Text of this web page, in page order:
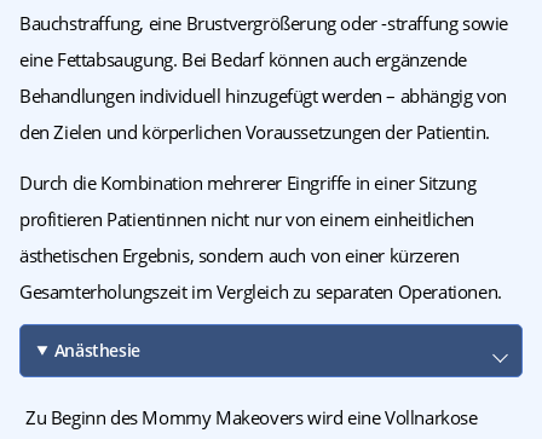
Bauchstraffung, eine Brustvergrößerung oder -straffung sowie
eine Fettabsaugung. Bei Bedarf können auch ergänzende
Behandlungen individuell hinzugefügt werden – abhängig von
den Zielen und körperlichen Voraussetzungen der Patientin.
Durch die Kombination mehrerer Eingriffe in einer Sitzung
profitieren Patientinnen nicht nur von einem einheitlichen
ästhetischen Ergebnis, sondern auch von einer kürzeren
Gesamterholungszeit im Vergleich zu separaten Operationen.
Anästhesie
Zu Beginn des Mommy Makeovers wird eine Vollnarkose